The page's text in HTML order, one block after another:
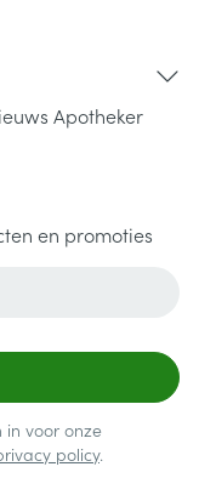
Apotheker
en promoties
in voor onze
policy.